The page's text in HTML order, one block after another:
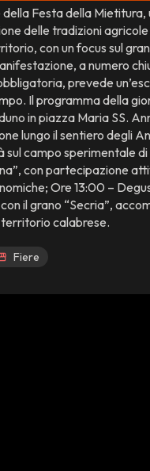
della Festa della
delle tradizioni
con un focus sul
a numero
prevede
Il programma della
in piazza Maria SS.
lungo il sentiero degli
campo sperimentale di
con partecipazione
Ore 13:00 –
il grano “Secria”,
calabrese.
Fiere